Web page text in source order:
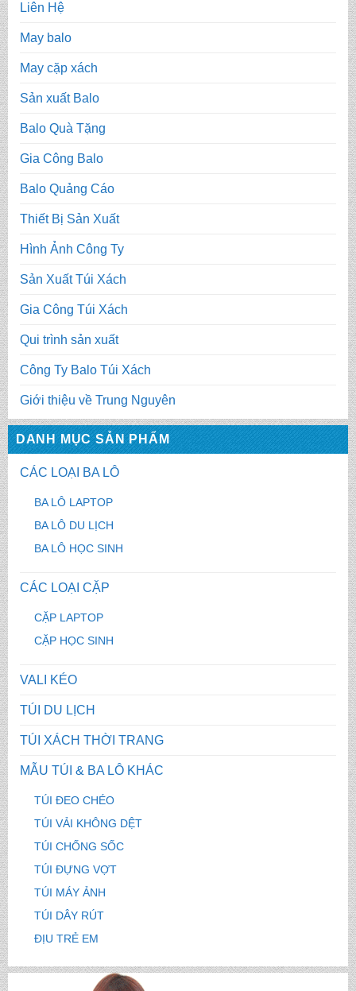
Liên Hệ
May balo
May cặp xách
Sản xuất Balo
Balo Quà Tặng
Gia Công Balo
Balo Quảng Cáo
Thiết Bị Sản Xuất
Hình Ảnh Công Ty
Sản Xuất Túi Xách
Gia Công Túi Xách
Qui trình sản xuất
Công Ty Balo Túi Xách
Giới thiệu về Trung Nguyên
DANH MỤC SẢN PHẨM
CÁC LOẠI BA LÔ
BA LÔ LAPTOP
BA LÔ DU LỊCH
BA LÔ HỌC SINH
CÁC LOẠI CẶP
CẶP LAPTOP
CẶP HỌC SINH
VALI KÉO
TÚI DU LỊCH
TÚI XÁCH THỜI TRANG
MẪU TÚI & BA LÔ KHÁC
TÚI ĐEO CHÉO
TÚI VẢI KHÔNG DỆT
TÚI CHỐNG SỐC
TÚI ĐỰNG VỢT
TÚI MÁY ẢNH
TÚI DÂY RÚT
ĐỊU TRẺ EM